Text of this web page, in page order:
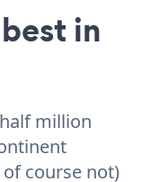
in
million
course not)